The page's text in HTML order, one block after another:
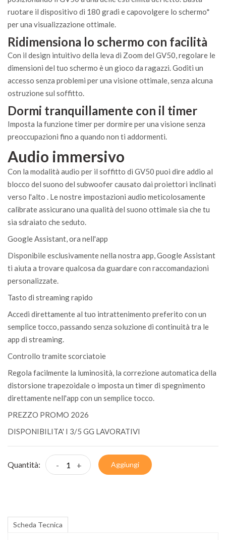
ruotare il dispositivo di 180 gradi e capovolgere lo schermo*
per una visualizzazione ottimale.
Ridimensiona lo schermo con facilità
Con il design intuitivo della leva di Zoom del GV50, regolare le
dimensioni del tuo schermo è un gioco da ragazzi. Goditi un
accesso senza problemi per una visione ottimale, senza alcuna
ostruzione sul soffitto.
Dormi tranquillamente con il timer
Imposta la funzione timer per dormire per una visione senza
preoccupazioni fino a quando non ti addormenti.
Audio immersivo
Con la modalità audio per il soffitto di GV50 puoi dire addio al
blocco del suono del subwoofer causato dai proiettori inclinati
verso l'alto . Le nostre impostazioni audio meticolosamente
calibrate assicurano una qualità del suono ottimale sia che tu
sia sdraiato che seduto.
Google Assistant, ora nell'app
Disponibile esclusivamente nella nostra app, Google Assistant
ti aiuta a trovare qualcosa da guardare con raccomandazioni
personalizzate.
Tasto di streaming rapido
Accedi direttamente al tuo intrattenimento preferito con un
semplice tocco, passando senza soluzione di continuità tra le
app di streaming.
Controllo tramite scorciatoie
Regola facilmente la luminosità, la correzione automatica della
distorsione trapezoidale o imposta un timer di spegnimento
direttamente nell'app con un semplice tocco.
PREZZO PROMO 2026
DISPONIBILITA' I 3/5 GG LAVORATIVI
Quantità: - + Aggiungi
Scheda Tecnica